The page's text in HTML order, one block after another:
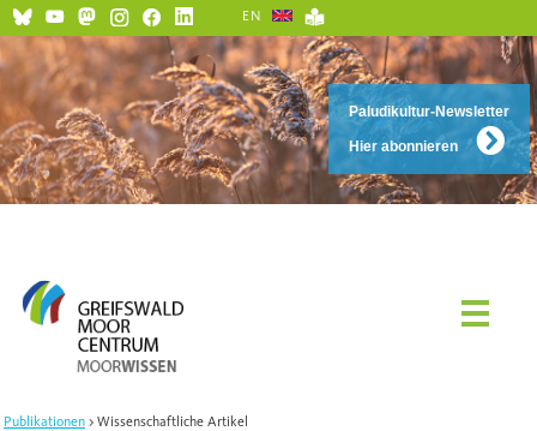
Paludikultur-Newsletter
Hier abonnieren
EN
Publikationen Wissenschaftliche Artikel